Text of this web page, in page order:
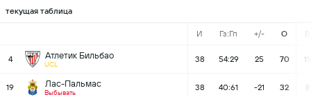
текущая таблица
И Гз:Гп +/- О В
4 Атлетик Бильбао
UCL
38 54:29 25 70 19
19 Лас-Пальмас
Выбывать
38 40:61 -21 32 8